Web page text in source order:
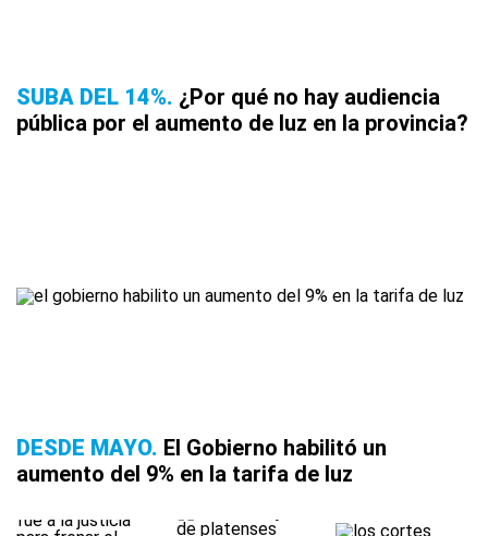
SUBA DEL 14% ¿Por qué no hay audiencia
pública por el aumento de luz en la provincia?
DESDE MAYO El Gobierno habilitó un
aumento del 9% en la tarifa de luz